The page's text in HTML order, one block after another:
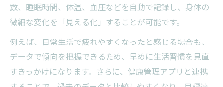
数、睡眠時間、体温、血圧などを自動で記録し、身体の
微細な変化を「見える化」することが可能です。
例えば、日常生活で疲れやすくなったと感じる場合も、
データで傾向を把握できるため、早めに生活習慣を見直
すきっかけになります。さらに、健康管理アプリと連携